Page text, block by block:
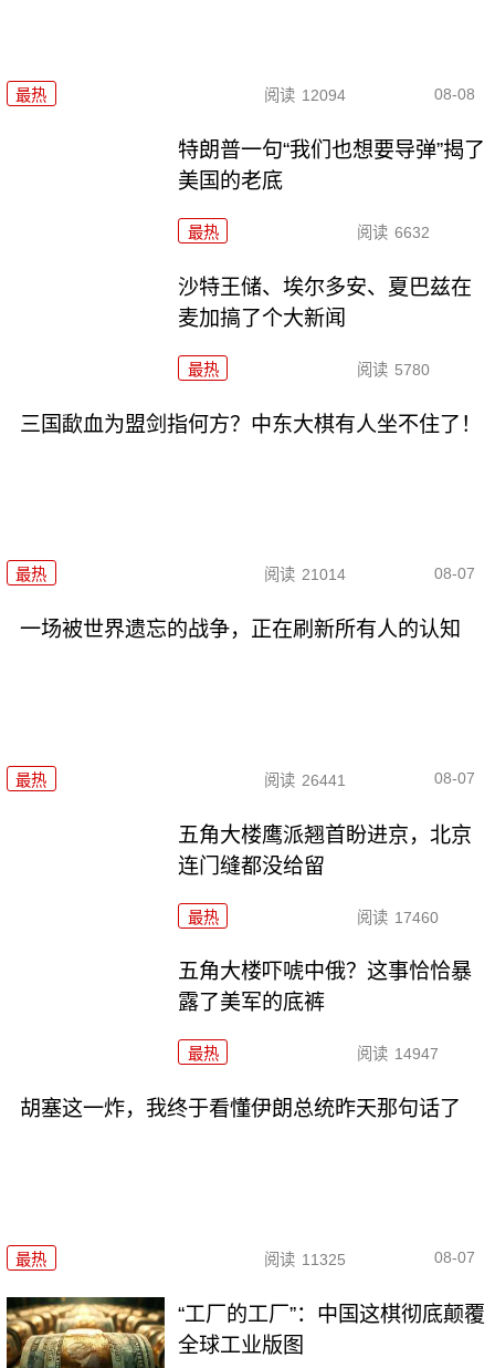
最热 阅读 12094 08-08
特朗普一句“我们也想要导弹”揭了
美国的老底
最热 阅读 6632
沙特王储、埃尔多安、夏巴兹在
麦加搞了个大新闻
最热 阅读 5780
三国歃血为盟剑指何方？中东大棋有人坐不住了！
最热 阅读 21014 08-07
一场被世界遗忘的战争，正在刷新所有人的认知
最热 阅读 26441 08-07
五角大楼鹰派翘首盼进京，北京
连门缝都没给留
最热 阅读 17460
五角大楼吓唬中俄？这事恰恰暴
露了美军的底裤
最热 阅读 14947
胡塞这一炸，我终于看懂伊朗总统昨天那句话了
最热 阅读 11325 08-07
“工厂的工厂”：中国这棋彻底颠覆
全球工业版图